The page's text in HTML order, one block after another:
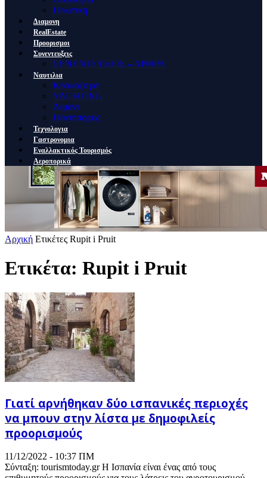
Πολιτικη
Διαμονη
RealEstate
Προορισμοι
Συνεντευξεις
ΣΥΝΕΝΤΕΥΞΕΙΣ – ΑΡΘΡΑ
Ναυτιλια
Κρουαζιερα
YACHTING
Λιμανι
Ποντοπορος
Τεχνολογια
Γαστρονομια
Εναλλακτικός Τουρισμός
Αεροπορικά
Αρχική Ετικέτες Rupit i Pruit
Ετικέτα: Rupit i Pruit
Γιατί αρνήθηκαν δύο ισπανικές περιοχές
να μπουν στην λίστα με δημοφιλείς
προορισμούς
11/12/2022 - 10:37 ΠΜ
Σύνταξη: tourismtoday.gr Η Ισπανία είναι ένας από τους